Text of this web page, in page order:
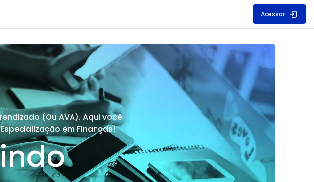
Acessar
(Ou AVA). Aqui você
em Finanças!